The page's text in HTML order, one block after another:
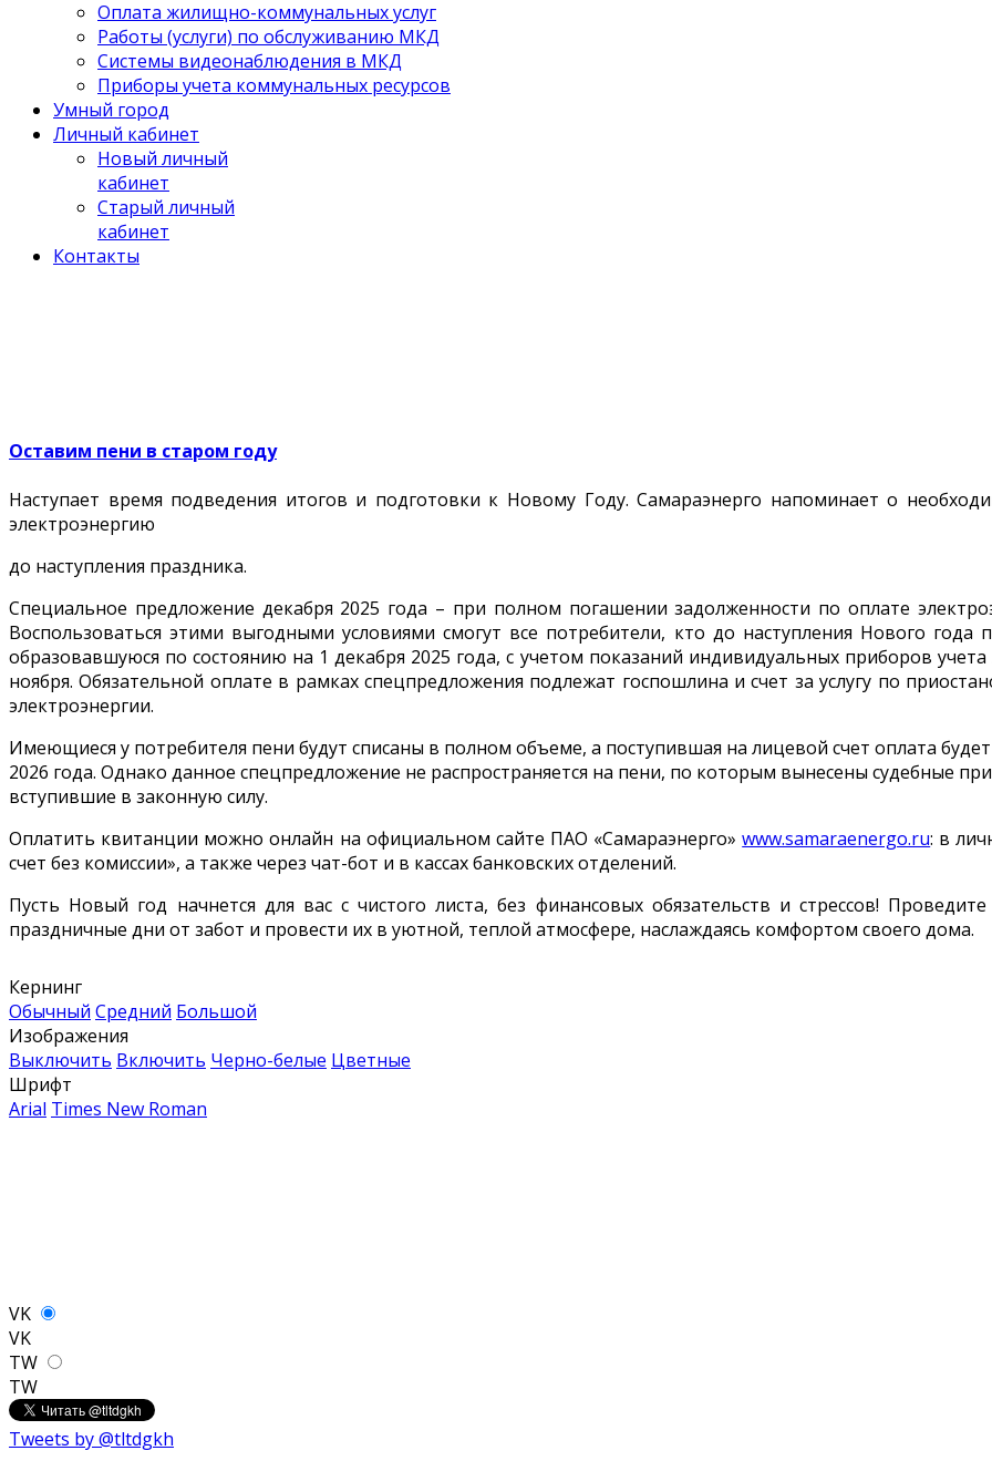
Оплата жилищно-коммунальных услуг
Работы (услуги) по обслуживанию МКД
Системы видеонаблюдения в МКД
Приборы учета коммунальных ресурсов
Умный город
Личный кабинет
Новый личный
кабинет
Старый личный
кабинет
Контакты
Оставим пени в старом году
Наступает время подведения итогов и подготовки к Новому Году. Самараэнерго напоминает о
электроэнергию
до наступления праздника.
Специальное предложение декабря 2025 года – при полном погашении задолженности по оплате
Воспользоваться этими выгодными условиями смогут все потребители, кто до наступления Нового года
образовавшуюся по состоянию на 1 декабря 2025 года, с учетом показаний индивидуальных приборов
ноября. Обязательной оплате в рамках спецпредложения подлежат госпошлина и счет за услугу по
электроэнергии.
Имеющиеся у потребителя пени будут списаны в полном объеме, а поступившая на лицевой счет оплата
2026 года. Однако данное спецпредложение не распространяется на пени, по которым вынесены судебные
вступившие в законную силу.
Оплатить квитанции можно онлайн на официальном сайте ПАО «Самараэнерго»www.samaraenergo.ru: в
счет без комиссии», а также через чат-бот и в кассах банковских отделений.
Пусть Новый год начнется для вас с чистого листа, без финансовых обязательств и стрессов!
праздничные дни от забот и провести их в уютной, теплой атмосфере, наслаждаясь комфортом своего дома.
Кернинг
Обычный Средний Большой
Изображения
Выключить Включить Черно-белые Цветные
Шрифт
Arial Times New Roman
VK
VK
TW
TW
Tweets by @tltdgkh